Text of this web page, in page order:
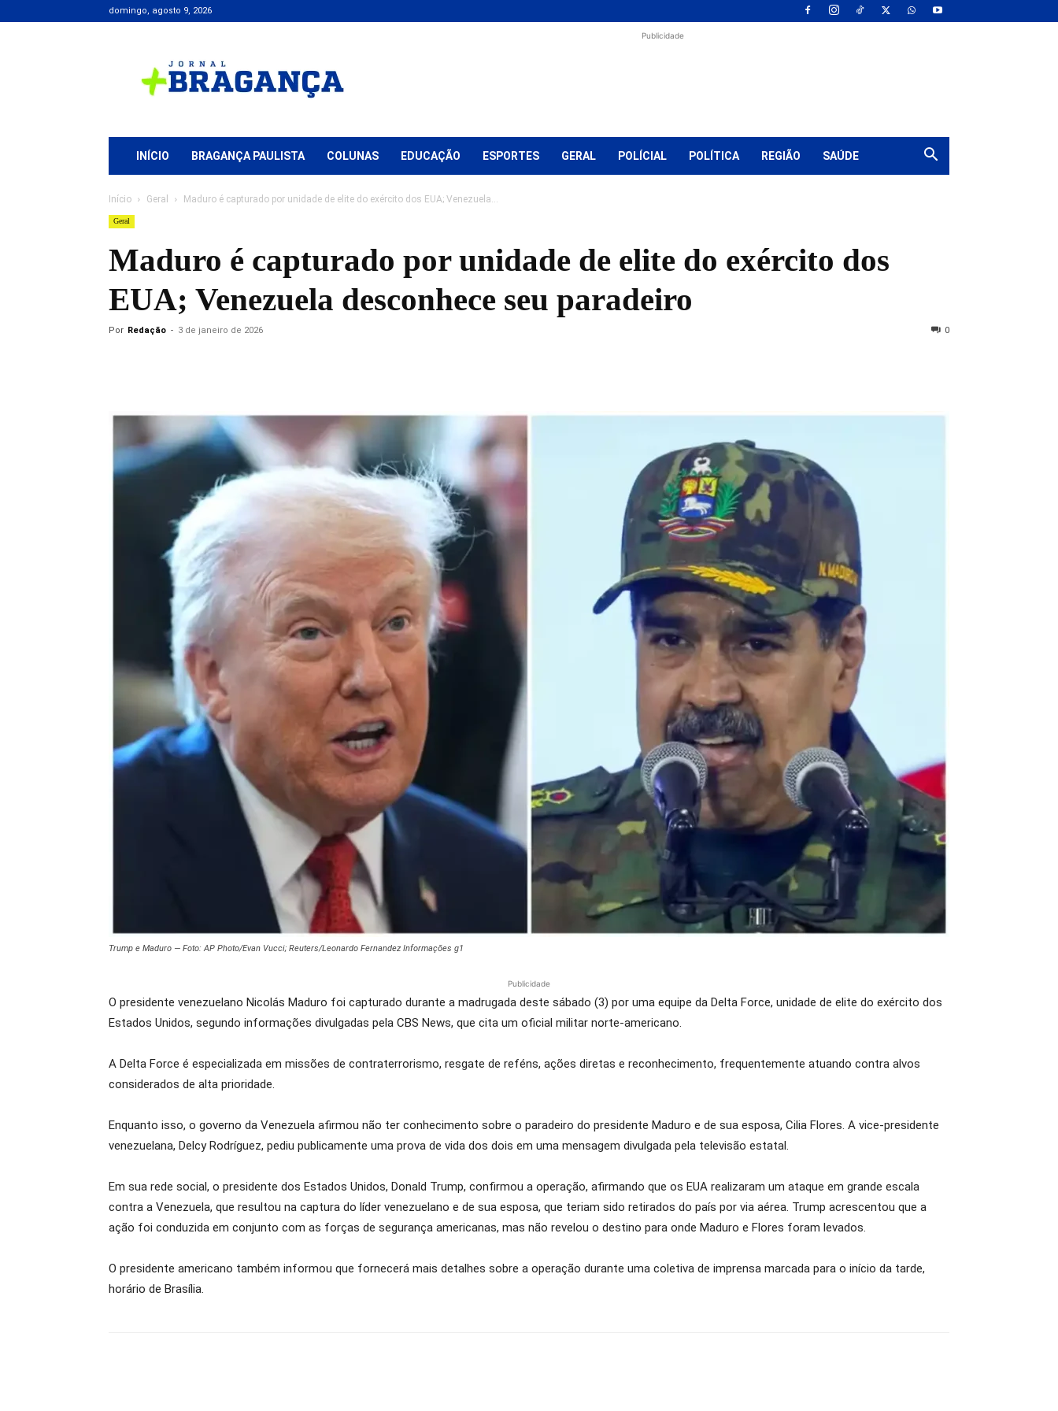
domingo, agosto 9, 2026
+
Bragança
Publicidade
INÍCIO BRAGANÇA PAULISTA COLUNAS EDUCAÇÃO ESPORTES GERAL POLÍCIAL POLÍTICA REGIÃO SAÚDE
Início Geral Maduro é capturado por unidade de elite do exército dos EUA; Venezuela...
Geral
Maduro é capturado por unidade de elite do exército dos
EUA; Venezuela desconhece seu paradeiro
Por Redação - 3 de janeiro de 2026 0
Trump e Maduro — Foto: AP Photo/Evan Vucci; Reuters/Leonardo Fernandez Informações g1
Publicidade
O presidente venezuelano Nicolás Maduro foi capturado durante a madrugada deste sábado (3) por uma equipe da Delta Force, unidade de elite do exército dos
Estados Unidos, segundo informações divulgadas pela CBS News, que cita um oficial militar norte-americano.
A Delta Force é especializada em missões de contraterrorismo, resgate de reféns, ações diretas e reconhecimento, frequentemente atuando contra alvos
considerados de alta prioridade.
Enquanto isso, o governo da Venezuela afirmou não ter conhecimento sobre o paradeiro do presidente Maduro e de sua esposa, Cilia Flores. A vice-presidente
venezuelana, Delcy Rodríguez, pediu publicamente uma prova de vida dos dois em uma mensagem divulgada pela televisão estatal.
Em sua rede social, o presidente dos Estados Unidos, Donald Trump, confirmou a operação, afirmando que os EUA realizaram um ataque em grande escala
contra a Venezuela, que resultou na captura do líder venezuelano e de sua esposa, que teriam sido retirados do país por via aérea. Trump acrescentou que a
ação foi conduzida em conjunto com as forças de segurança americanas, mas não revelou o destino para onde Maduro e Flores foram levados.
O presidente americano também informou que fornecerá mais detalhes sobre a operação durante uma coletiva de imprensa marcada para o início da tarde,
horário de Brasília.